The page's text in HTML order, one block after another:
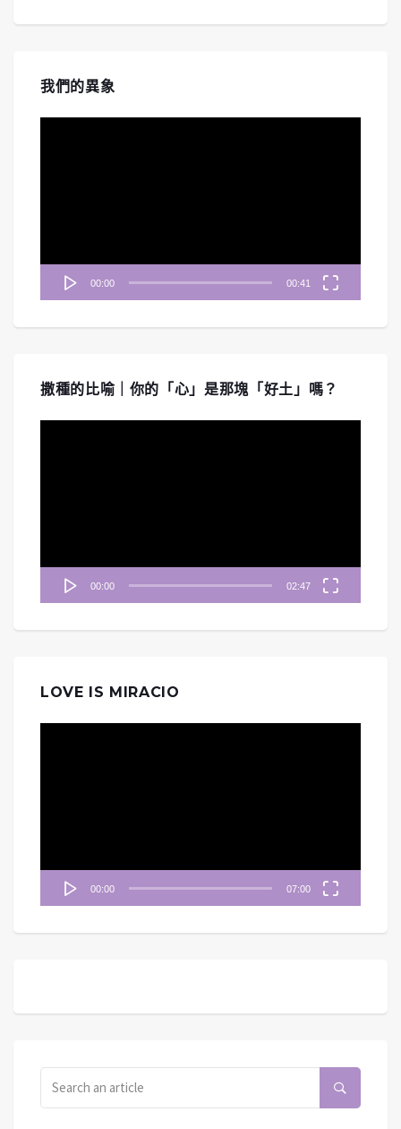
我們的異象
00:00 00:41
撒種的比喻｜你的「心」是那塊「好土」嗎？
00:00 02:47
LOVE IS MIRACIO
00:00 07:00